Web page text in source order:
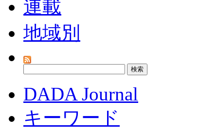
連載
地域別
DADA Journal
キーワード